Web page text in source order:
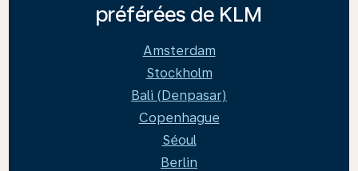
préférées de KLM
Amsterdam
Stockholm
Bali (Denpasar)
Copenhague
Séoul
Berlin